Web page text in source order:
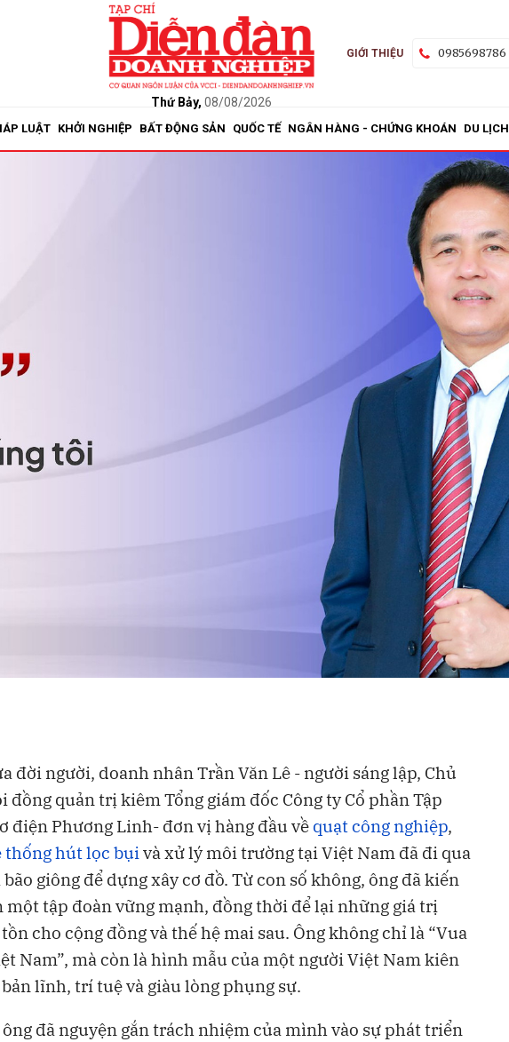
Thứ Bảy, 08/08/2026
GIỚI THIỆU 0985698786
LUẬT KHỞI NGHIỆP BẤT ĐỘNG SẢN QUỐC TẾ NGÂN HÀNG - CHỨNG KHOÁN DU LỊCH
đời người, doanh nhân Trần Văn Lê - người sáng lập, Chủ
đồng quản trị kiêm Tổng giám đốc Công ty Cổ phần Tập
điện Phương Linh- đơn vị hàng đầu về quạt công nghiệp,
thống hút lọc bụivà xử lý môi trường tại Việt Nam đã đi qua
giông để dựng xây cơ đồ. Từ con số không, ông đã kiến
một tập đoàn vững mạnh, đồng thời để lại những giá trị
cho cộng đồng và thế hệ mai sau. Ông không chỉ là “Vua
Nam”, mà còn là hình mẫu của một người Việt Nam kiên
lĩnh, trí tuệ và giàu lòng phụng sự.
đã nguyện gắn trách nhiệm của mình vào sự phát triển
Gửi